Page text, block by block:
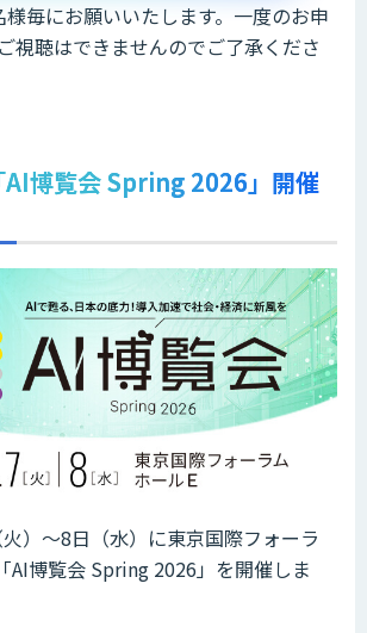
毎にお願いいたします。一度のお申
視聴はできませんのでご了承くださ
AI博覧会 Spring 2026」開催
）～8日（水）に東京国際フォーラ
AI博覧会 Spring 2026」を開催しま